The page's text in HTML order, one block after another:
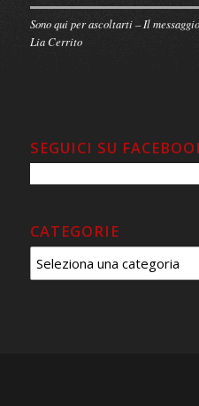
Messa Cantata “conClaudia”
XVIII edizione del Premio
Sono qui per ascoltarti – Il
Lia Cerrito
SEGUICI SU FACEBOOK